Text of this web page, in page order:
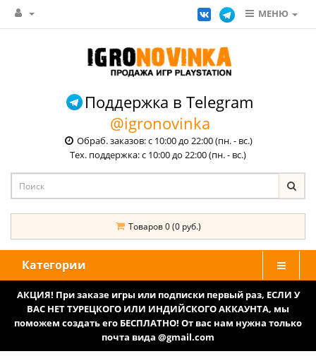
МЕНЮ
Поддержка в Telegram
@igronovinka
Обраб. заказов: с 10:00 до 22:00 (пн. - вс.)
Тех. поддержка: с 10:00 до 22:00 (пн. - вс.)
Товаров 0 (0 руб.)
Категории
АКЦИЯ! При заказе игры или подписки первый раз, ЕСЛИ У
ВАС НЕТ ТУРЕЦКОГО ИЛИ ИНДИЙСКОГО АККАУНТА, мы
поможем создать его БЕСПЛАТНО! От вас нам нужна только
почта вида @gmail.com